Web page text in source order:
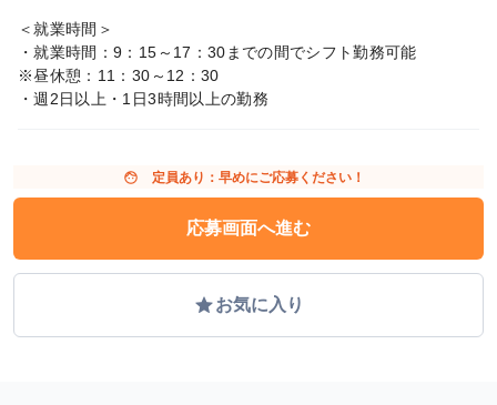
＜就業時間＞
・就業時間：9：15～17：30までの間でシフト勤務可能
※昼休憩：11：30～12：30
・週2日以上・1日3時間以上の勤務
face 定員あり：早めにご応募ください！
応募画面へ進む
gradeお気に入り